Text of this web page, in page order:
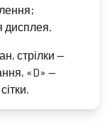
дисплея.
стрілки —
«D» —